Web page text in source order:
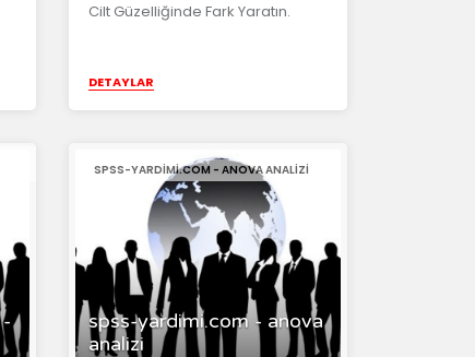
Cilt Güzelliğinde Fark Yaratın.
DETAYLAR
spss-yardimi.com - anova
analizi
SPSS-YARDIMI.COM - ANOVA ANALIZI